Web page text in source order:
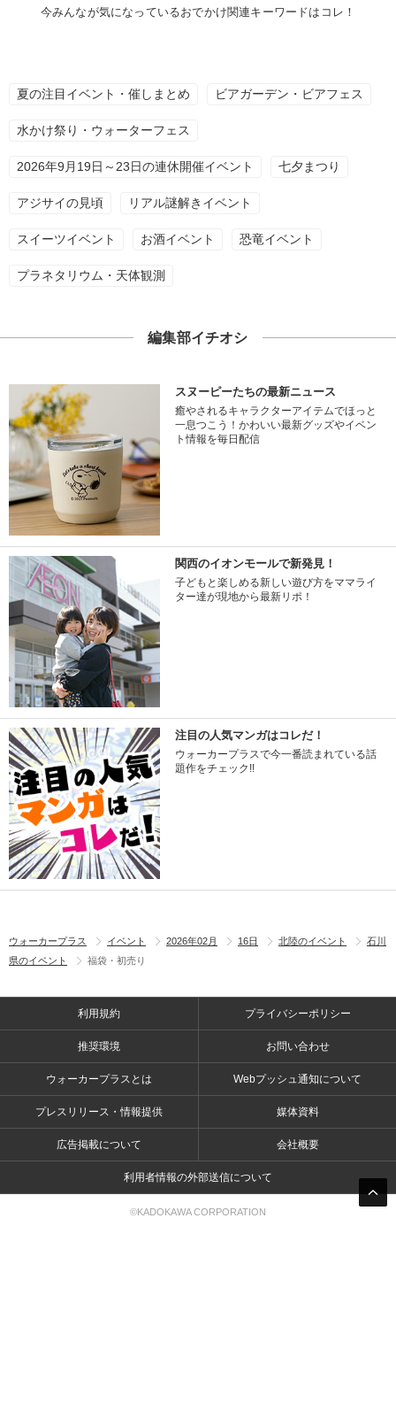
今みんなが気になっているおでかけ関連キーワードはコレ！
夏の注目イベント・催しまとめ ビアガーデン・ビアフェス
水かけ祭り・ウォーターフェス
2026年9月19日～23日の連休開催イベント 七夕まつり
アジサイの見頃 リアル謎解きイベント
スイーツイベント お酒イベント 恐竜イベント
プラネタリウム・天体観測
編集部イチオシ
スヌーピーたちの最新ニュース
癒やされるキャラクターアイテムでほっと
一息つこう！かわいい最新グッズやイベン
ト情報を毎日配信
関西のイオンモールで新発見！
子どもと楽しめる新しい遊び方をママライ
ター達が現地から最新リポ！
注目の人気マンガはコレだ！
ウォーカープラスで今一番読まれている話
題作をチェック!!
ウォーカープラス イベント 2026年02月 16日 北陸のイベント
石川
県のイベント
福袋・初売り
利用規約 プライバシーポリシー
推奨環境 お問い合わせ
ウォーカープラスとは Webプッシュ通知について
プレスリリース・情報提供 媒体資料
広告掲載について 会社概要
利用者情報の外部送信について
©KADOKAWA CORPORATION